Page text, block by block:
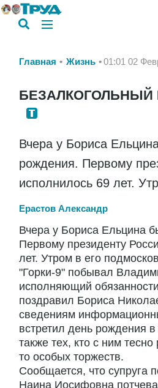
Главная Жизнь 01:01 02
БЕЗАЛКОГОЛЬНЫЙ
Вчера у Бориса
рождения. Первому
исполнилось 69 лет.
Ерастов Александр
Вчера у Бориса Ельцина
Первому президенту
лет. Утром в его
"Горки-9" побывал
исполняющий
поздравил Бориса
сведениям
встретил день рождения в
также тех, кто с ним тесно
то особых торжеств.
Сообщается, что супруга
Наина Иосифовна